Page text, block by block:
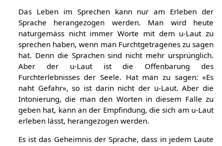
Das Leben im Sprechen kann nur am Erleben der
Sprache herangezogen werden. Man wird heute
naturgemäss nicht immer Worte mit dem u-Laut zu
sprechen haben, wenn man Furchtgetragenes zu sagen
hat. Denn die Sprachen sind nicht mehr ursprünglich.
Aber der u-Laut ist die Offenbarung des
Furchterlebnisses der Seele. Hat man zu sagen: «Es
naht Gefahr», so ist darin nicht der u-Laut. Aber die
Intonierung, die man den Worten in diesem Falle zu
geben hat, kann an der Empfindung, die sich am u-Laut